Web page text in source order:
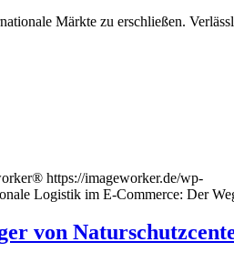
Märkte zu erschließen.
https://imageworker.de/wp-
Logistik im E-Commerce: Der
von